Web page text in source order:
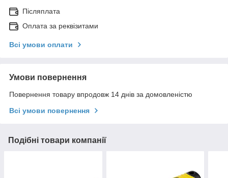
Післяплата
Оплата за реквізитами
Всі умови оплати
Умови повернення
Повернення товару впродовж 14 днів за домовленістю
Всі умови повернення
Подібні товари компанії